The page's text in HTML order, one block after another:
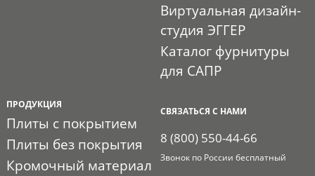
Виртуальная дизайн-
студия ЭГГЕР
Каталог фурнитуры
для САПР
ПРОДУКЦИЯ
Плиты с покрытием
Плиты без покрытия
Кромочный материал
СВЯЗАТЬСЯ С НАМИ
8 (800) 550-44-66
Звонок по России бесплатный